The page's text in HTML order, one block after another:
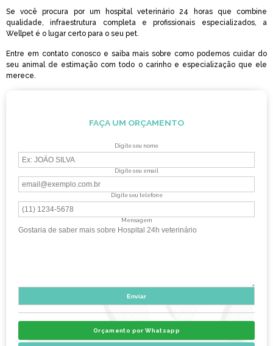
Se você procura por um hospital veterinário 24 horas que combine
qualidade, infraestrutura completa e profissionais especializados, a
Wellpet é o lugar certo para o seu pet.
Entre em contato conosco e saiba mais sobre como podemos cuidar do
seu animal de estimação com todo o carinho e especialização que ele
merece.
FAÇA UM ORÇAMENTO
Digite seu nome
Digite seu email
Digite seu telefone
Mensagem
Orçamento por Whatsapp